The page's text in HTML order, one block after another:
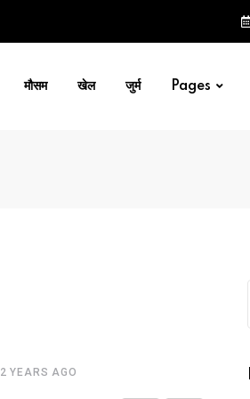
मौसम खेल जुर्म Pages
2 YEARS AGO